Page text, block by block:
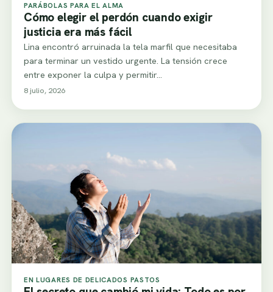
PARÁBOLAS PARA EL ALMA
Cómo elegir el perdón cuando exigir
justicia era más fácil
Lina encontró arruinada la tela marfil que necesitaba
para terminar un vestido urgente. La tensión crece
entre exponer la culpa y permitir…
8 julio, 2026
EN LUGARES DE DELICADOS PASTOS